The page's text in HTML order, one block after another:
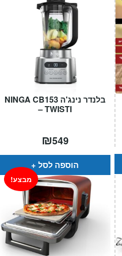
בלנדר נינג'ה NINGA CB153
– TWISTI
₪549
הוספה לסל
מבצע!